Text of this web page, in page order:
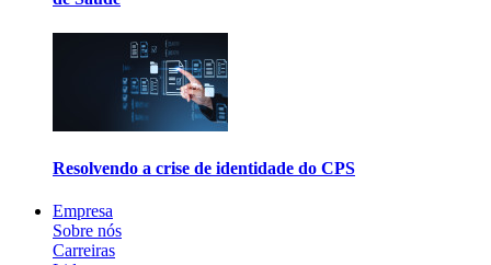
Resolvendo a crise de identidade do CPS
Empresa
Sobre nós
Carreiras